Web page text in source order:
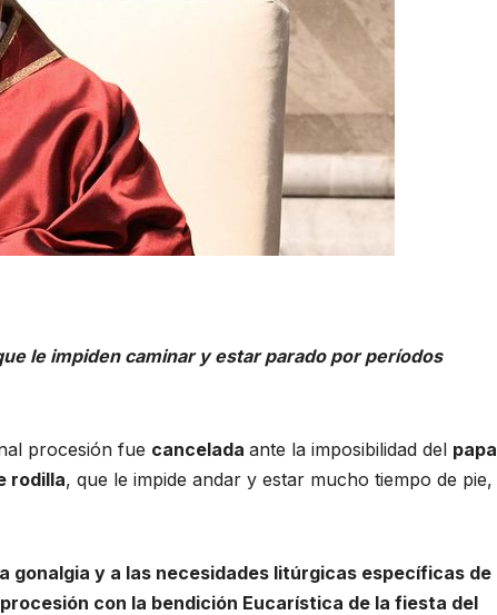
le impiden caminar y estar parado por períodos
procesión fue cancelada ante la imposibilidad del papa
rodilla, que le impide andar y estar mucho tiempo de pie,
gonalgia y a las necesidades litúrgicas específicas de
con la bendición Eucarística de la fiesta del